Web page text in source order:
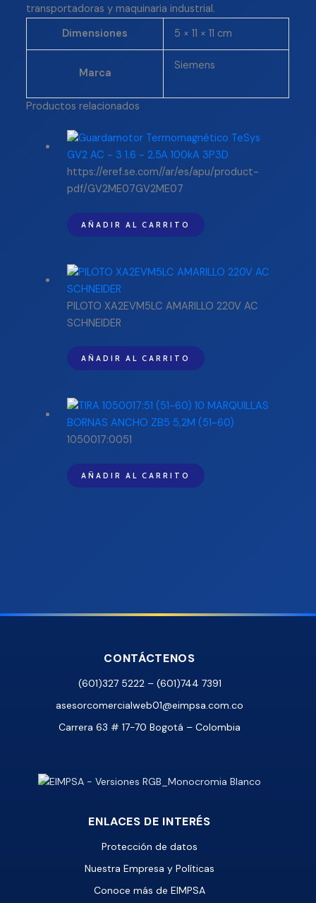
transportadoras y maquinaria industrial.
Dimensiones
5 × 11 × 11 cm
Marca
Siemens
Productos relacionados
https://eref.se.com//ar/es/apu/product-
pdf/GV2ME07GV2ME07
AÑADIR AL CARRITO
PILOTO XA2EVM5LC AMARILLO 220V AC
SCHNEIDER
AÑADIR AL CARRITO
1050017:0051
AÑADIR AL CARRITO
CONTÁCTENOS
(601)327 5222 – (601)744 7391
asesorcomercialweb01@eimpsa.com.co
Carrera 63 # 17-70 Bogotá – Colombia
ENLACES DE INTERÉS
Protección de datos
Nuestra Empresa y Políticas
Conoce más de EIMPSA